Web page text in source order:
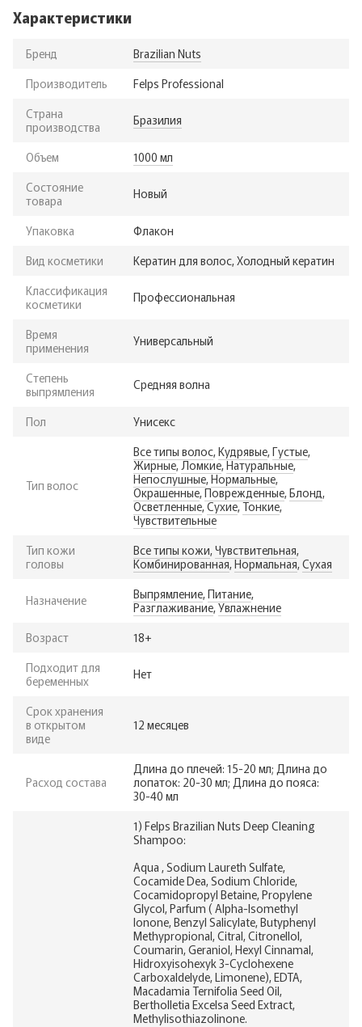
Характеристики
Бренд
Brazilian Nuts
Производитель
Felps Professional
Страна
производства
Бразилия
Объем
1000 мл
Состояние
товара
Новый
Упаковка
Флакон
Вид косметики
Кератин для волос, Холодный кератин
Классификация
косметики
Профессиональная
Время
применения
Универсальный
Степень
выпрямления
Средняя волна
Пол Унисекс
Тип волос
Все типы волос,Кудрявые,Густые,
Жирные,Ломкие,Натуральные,
Непослушные,Нормальные,
Окрашенные,Поврежденные,Блонд,
Осветленные,Сухие,Тонкие,
Чувствительные
Тип кожи
головы
Все типы кожи,Чувствительная,
Комбинированная,Нормальная,Сухая
Назначение Выпрямление,Питание,
Разглаживание,Увлажнение
Возраст
18+
Подходит для
беременных
Нет
Срок хранения
в открытом
виде
12 месяцев
Расход состава
Длина до плечей: 15-20 мл; Длина до
лопаток: 20-30 мл; Длина до пояса:
30-40 мл
1) Felps Brazilian Nuts Deep Cleaning
Shampoo:
Aqua , Sodium Laureth Sulfate,
Cocamide Dea, Sodium Chloride,
Cocamidopropyl Betaine, Propylene
Glycol, Parfum ( Alpha-Isomethyl
Ionone, Benzyl Salicylate, Butyphenyl
Methypropional, Citral, Citronellol,
Coumarin, Geraniol, Hexyl Cinnamal,
Hidroxyisohexyk 3-Cyclohexene
Carboxaldelyde, Limonene), EDTA,
Macadamia Ternifolia Seed Oil,
Bertholletia Excelsa Seed Extract,
Methylisothiazolinone.